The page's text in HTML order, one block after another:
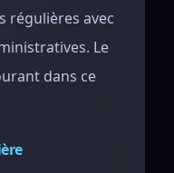
régulières avec
Le
dans ce